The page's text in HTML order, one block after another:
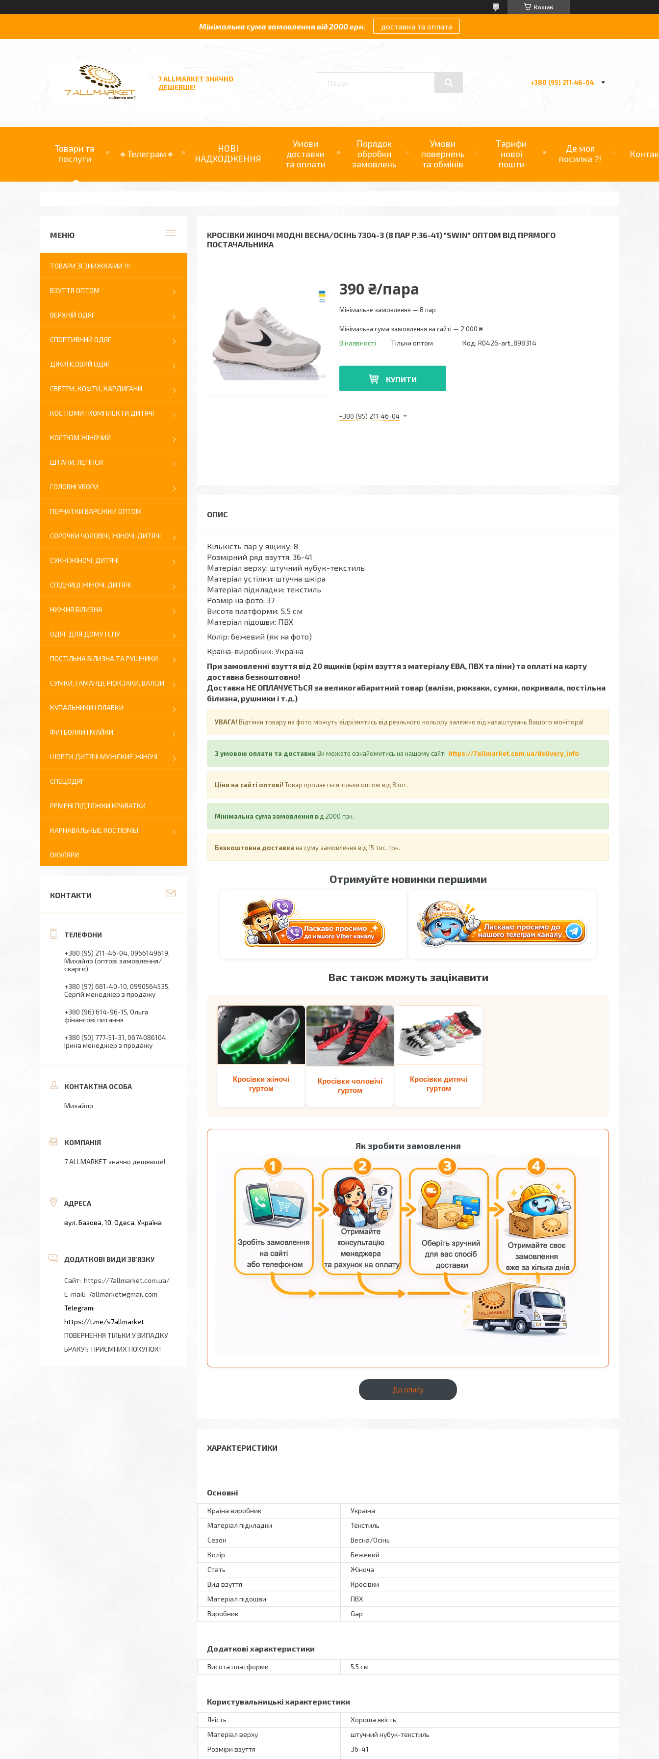
Кошик
Мінімальна сума замовлення від 2000 грн. доставка та оплата
7 ALLMARKET ЗНАЧНО
ДЕШЕВШЕ!
+380 (95) 211-46-04
Товари та
послуги
🔹Телеграм🔹
НОВІ
НАДХОДЖЕННЯ
Умови
доставки
та оплати
Порядок
обробки
замовлень
Умови
повернень
та обмінів
Тарифи
нової
пошти
Де моя
посилка ?!
КРОСІВКИ ЖІНОЧІ МОДНІ ВЕСНА/ОСІНЬ 7304-3 (8 ПАР Р.36-41) "SWIN" ОПТОМ ВІД ПРЯМОГО
ПОСТАЧАЛЬНИКА
390 ₴/пара
Мінімальне замовлення — 8 пар
Мінімальна сума замовлення на сайті — 2 000 ₴
В наявності Тільки оптом Код: R0426-art_898314
КУПИТИ
+380 (95) 211-46-04
Кількість пар у ящику: 8
Розмірний ряд взуття: 36-41
Матеріал верху: штучний нубук-текстиль
Матеріал устілки: штучна шкіра
Матеріал підкладки: текстиль
Розмір на фото: 37
Висота платформи: 5.5 см
Матеріал підошви: ПВХ
Колір: бежевий (як на фото)
Країна-виробник: Україна
При замовленні взуття від 20 ящиків (крім взуття з матеріалу ЕВА, ПВХ та піни) та оплаті на карту
доставка безкоштовно!
Доставка НЕ ​​ОПЛАЧУЄТЬСЯ за великогабаритний товар (валізи, рюкзаки, сумки, покривала, постільна
білизна, рушники і т.д.)
УВАГА! Відтінки товару на фото можуть відрізнятись від реального кольору залежно від налаштувань Вашого монітора!
З умовою оплати та доставки Ви можете ознайомитись на нашому сайті https://7allmarket.com.ua/delivery_info
Ціни на сайті оптові! Товар продається тільки оптом від 8 шт.
Мінімальна сума замовлення від 2000 грн.
Безкоштовна доставка на суму замовлення від 15 тис. грн.
Отримуйте новинки першими
Вас також можуть зацікавити
Кросівки жіночі
гуртом
Кросівки чоловічі
гуртом
Кросівки дитячі
гуртом
Як зробити замовлення
До опису
ХАРАКТЕРИСТИКИ
Основні
Країна виробник
Україна
Матеріал підкладки
Текстиль
Сезон
Весна/Осінь
Колір
Бежевий
Стать
Жіноча
Вид взуття
Кросівки
Матеріал підошви
ПВХ
Виробник
Gap
Додаткові характеристики
Висота платформи 5.5 см
Користувальницькі характеристики
Якість
Хороша якість
Матеріал верху
штучний нубук-текстиль
Розміри взуття
36-41
ТОВАРИ ЗІ ЗНИЖКАМИ !!!
ВЗУТТЯ ОПТОМ
ВЕРХНІЙ ОДЯГ
СПОРТИВНИЙ ОДЯГ
ДЖИНСОВИЙ ОДЯГ
СВЕТРИ, КОФТИ, КАРДИГАНИ
КОСТЮМИ І КОМПЛЕКТИ ДИТЯЧІ
КОСТЮМ ЖІНОЧИЙ
ШТАНИ, ЛЕГІНСИ
ГОЛОВНІ УБОРИ
ПЕРЧАТКИ ВАРЕЖКИ ОПТОМ
СОРОЧКИ ЧОЛОВІЧІ, ЖІНОЧІ, ДИТЯЧІ
СУКНІ ЖІНОЧІ, ДИТЯЧІ
СПІДНИЦІ ЖІНОЧІ, ДИТЯЧІ
НИЖНЯ БІЛИЗНА
ОДЯГ ДЛЯ ДОМУ І СНУ
ПОСТІЛЬНА БІЛИЗНА ТА РУШНИКИ
СУМКИ, ГАМАНЦІ, РЮКЗАКИ, ВАЛІЗИ
КУПАЛЬНИКИ І ПЛАВКИ
ФУТБОЛКИ І МАЙКИ
ШОРТИ ДИТЯЧІ МУЖСКИЕ ЖІНОЧІ
СПЕЦОДЯГ
РЕМЕНІ ПІДТЯЖКИ КРАВАТКИ
КАРНАВАЛЬНЫЕ КОСТЮМЫ
ОКУЛЯРИ
КОНТАКТИ
+380 (95) 211-46-04 0966149619
Михайло (оптові замовлення/
скарги)
+380 (97) 681-40-10 0990564535
Сергій менеджер з продажу
+380 (96) 614-96-15 Ольга
фінансові питання
+380 (50) 777-51-31 0674086104
Ірина менеджер з продажу
Михайло
7 ALLMARKET значно дешевше!
вул. Базова, 10, Одеса, Україна
https://7allmarket.com.ua/
7allmarket@gmail.com
https://t.me/s7allmarket
ПОВЕРНЕННЯ ТІЛЬКИ У ВИПАДКУ
БРАКУ! ПРИЄМНИХ ПОКУПОК!